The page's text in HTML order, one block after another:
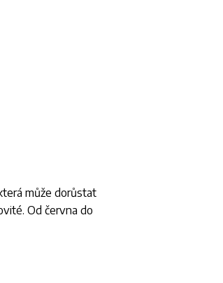
může dorůstat
Od června do